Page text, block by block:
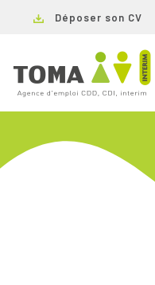
Déposer son CV